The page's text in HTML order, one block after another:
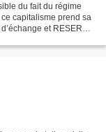
du fait du régime
capitalisme prend sa
et RESERVE